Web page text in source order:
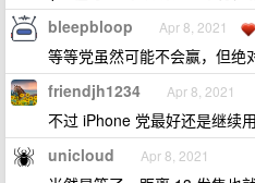
bleepbloop Apr 8, 2021
等等党虽然可能不会赢，但绝
friendjh1234 Apr 8, 2021
不过 iPhone 党最好还是继续
unicloud Apr 8, 2021